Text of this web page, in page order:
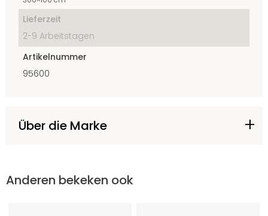
Lieferzeit
2-9 Arbeitstagen
Artikelnummer
95600
Über die Marke
Anderen bekeken ook